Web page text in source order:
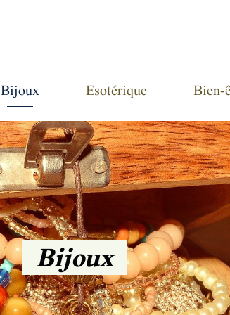
Bijoux Esotérique
Bijoux